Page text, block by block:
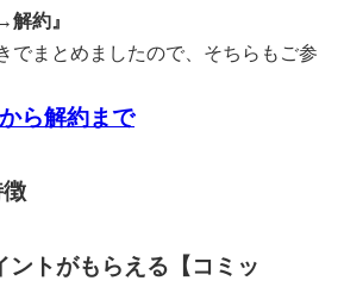
解約』
でまとめましたので、そちらもご参
ら解約まで
ントがもらえる【コミッ